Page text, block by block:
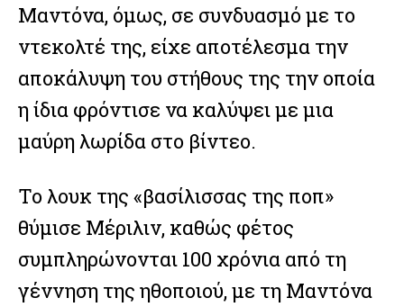
Μαντόνα, όμως, σε συνδυασμό με το
ντεκολτέ της, είχε αποτέλεσμα την
αποκάλυψη του στήθους της την οποία
η ίδια φρόντισε να καλύψει με μια
μαύρη λωρίδα στο βίντεο.
Το λουκ της «βασίλισσας της ποπ»
θύμισε Μέριλιν, καθώς φέτος
συμπληρώνονται 100 χρόνια από τη
γέννηση της ηθοποιού, με τη Μαντόνα